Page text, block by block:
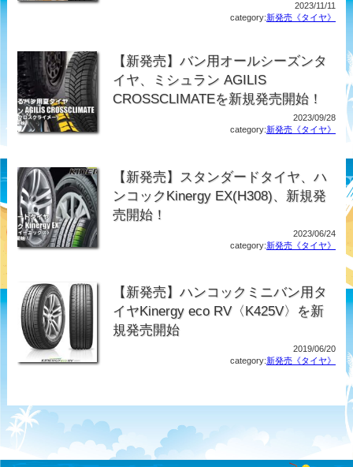
2023/11/11
category:新発売《タイヤ》
【新発売】バン用オールシーズンタ
イヤ、ミシュラン AGILIS
CROSSCLIMATEを新規発売開始！
2023/09/28
category:新発売《タイヤ》
【新発売】スタンダードタイヤ、ハ
ンコックKinergy EX(H308)、新規発
売開始！
2023/06/24
category:新発売《タイヤ》
【新発売】ハンコックミニバン用タ
イヤKinergy eco RV〈K425V〉を新
規発売開始
2019/06/20
category:新発売《タイヤ》